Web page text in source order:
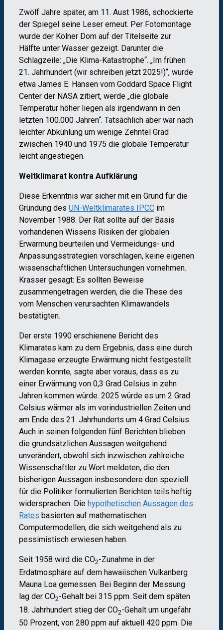
Zwölf Jahre später, am 11. Aust 1986, schockierte
der Spiegel seine Leser erneut. Per Fotomontage
wurde der Kölner Dom auf der Titelseite zur
Hälfte unter Wasser gezeigt. Darunter die
Schlagzeile: „Die Klima-Katastrophe“. „Im frühen
21. Jahrhundert (wir schreiben jetzt 2025!)“, wurde
etwa James E. Hansen vom Goddard Space Flight
Center der NASA zitiert, werde „die globale
Temperatur höher liegen als irgendwann in den
letzten 100.000 Jahren“. Tatsächlich aber war nach
leichter Abkühlung um wenige Zehntel Grad
zwischen 1940 und 1975 die globale Temperatur
leicht angestiegen.
Weltklimarat kontra Aufklärung
Diese Erkenntnis war sicher mit ein Grund für die
Gründung des UN-Weltklimarates IPCC im
November 1988. Der Rat sollte auf der Basis
vorhandenen Wissens Risiken der globalen
Erwärmung beurteilen und Vermeidungs- und
Anpassungsstrategien vorschlagen, keine eigenen
wissenschaftlichen Untersuchungen vornehmen.
Krasser gesagt: Es sollten Beweise
zusammengetragen werden, die die These des
vom Menschen verursachten Klimawandels
bestätigten.
Der erste 1990 erschienene Bericht des
Klimarates kam zu dem Ergebnis, dass eine durch
Klimagase erzeugte Erwärmung nicht festgestellt
werden konnte, sagte aber voraus, dass es zu
einer Erwärmung von 0,3 Grad Celsius in zehn
Jahren kommen würde. 2025 würde es um 2 Grad
Celsius wärmer als im vorindustriellen Zeiten und
am Ende des 21. Jahrhunderts um 4 Grad Celsius.
Auch in seinen folgenden fünf Berichten blieben
die grundsätzlichen Aussagen weitgehend
unverändert, obwohl sich inzwischen zahlreiche
Wissenschaftler zu Wort meldeten, die den
bisherigen Aussagen insbesondere den speziell
für die Politiker formulierten Berichten teils heftig
widersprachen. Die hypothetischen Aussagen des
Rates basierten auf mathematischen
Computermodellen, die sich weitgehend als zu
pessimistisch erwiesen haben.
Seit 1958 wird die CO2-Zunahme in der
Erdatmosphäre auf dem hawaiischen Vulkanberg
Mauna Loa gemessen. Bei Beginn der Messung
lag der CO2-Gehalt bei 315 ppm. Seit dem späten
18. Jahrhundert stieg der CO2-Gehalt um ungefähr
50 Prozent, von 280 ppm auf aktuell 420 ppm. Die